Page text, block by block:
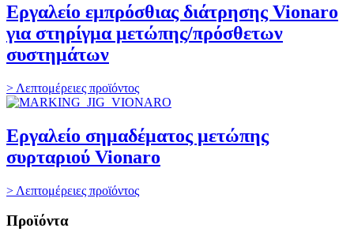
Εργαλείο εμπρόσθιας διάτρησης Vionaro
για στηρίγμα μετώπης/πρόσθετων
συστημάτων
> Λεπτομέρειες προϊόντος
Εργαλείο σημαδέματος μετώπης
συρταριού Vionaro
> Λεπτομέρειες προϊόντος
Προϊόντα